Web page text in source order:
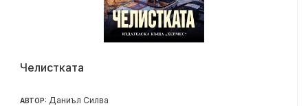
Челистката
АВТОР: Даниъл Силва